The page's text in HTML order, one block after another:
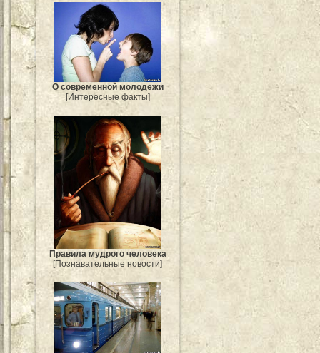
О современной молодежи
[Интересные факты]
Правила мудрого человека
[Познавательные новости]